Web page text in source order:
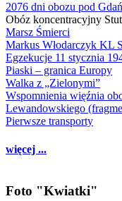
2076 dni obozu pod
Obóz koncentracyjny
Marsz Śmierci
Markus Włodarczyk KL
Egzekucje 11 stycznia
Piaski – granica Europy
Walka z „Zielonymi”
Wspomnienia więźnia
Lewandowskiego
Pierwsze transporty
więcej ...
Foto "Kwiatki"